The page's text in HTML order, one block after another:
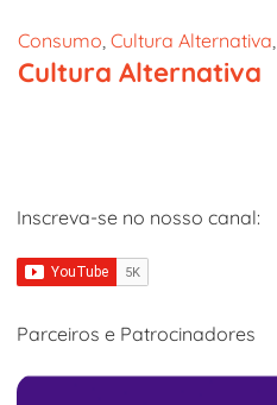
Consumo, Cultura Alternativa,
Cultura Alternativa
Inscreva-se no nosso canal:
Parceiros e Patrocinadores